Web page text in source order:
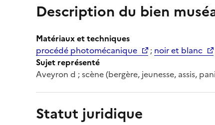
Description du bien
Matériaux et techniques
procédé photomécanique
; noir et blanc
Sujet représenté
Aveyron d ; scène (bergère, jeunesse, assis,
Statut juridique